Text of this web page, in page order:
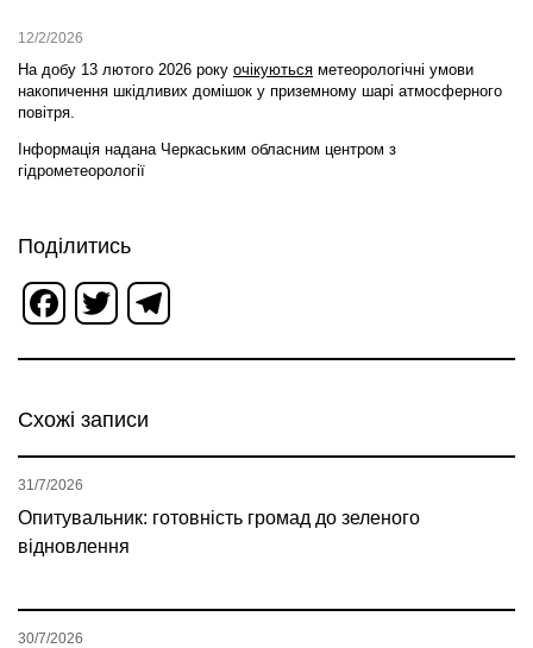
12/2/2026
На добу 13 лютого 2026 року очікуються метеорологічні умови
накопичення шкідливих домішок у приземному шарі атмосферного
повітря.
Інформація надана Черкаським обласним центром з
гідрометеорології
Поділитись
Facebook
Twitter
Схожі записи
Опитувальник: готовність громад до зеленого
відновлення
31/7/2026
30/7/2026